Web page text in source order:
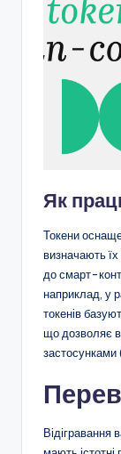
Як
Токени
визначають
до смарт-
наприклад, у
токенів
що дозволяє
Відігравання